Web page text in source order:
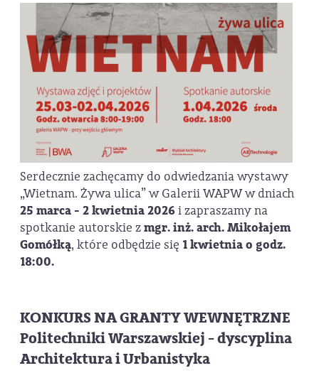
Serdecznie zachęcamy do odwiedzania wystawy
„Wietnam. Żywa ulica” w Galerii WAPW w dniach
25 marca - 2 kwietnia 2026i zapraszamy na
spotkanie autorskie zmgr. inż. arch.Mikołajem
Gomółką, które odbędzie się 1 kwietnia o godz.
18:00.
KONKURS NA GRANTY WEWNĘTRZNE
Politechniki Warszawskiej - dyscyplina
Architektura i Urbanistyka